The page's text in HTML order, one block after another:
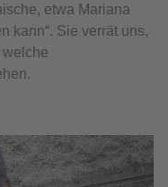
etwa Mariana
kann“. Sie verrät uns,